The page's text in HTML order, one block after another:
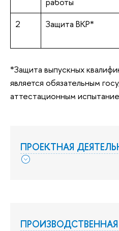
2
Защита ВКР*
*Защита выпускных
является обязательным
аттестационным
ПРОЕКТНАЯ